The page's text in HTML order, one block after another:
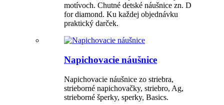
motívoch. Chutné detské náušnice zn. D
for diamond. Ku každej objednávku
praktický darček.
Napichovacie náušnice
Napichovacie náušnice zo striebra,
strieborné napichovačky, striebro, Ag,
strieborné šperky, sperky, Basics.